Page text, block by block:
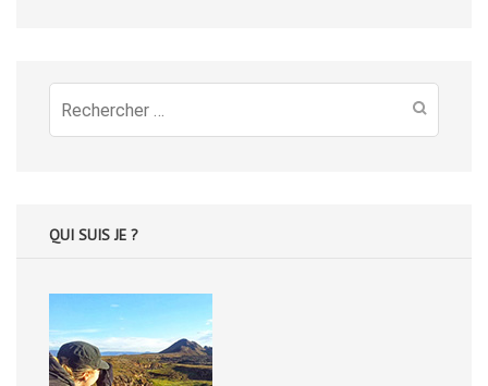
Recherche
pour
QUI SUIS JE ?